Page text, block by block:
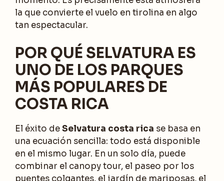
la que convierte el vuelo en tirolina en algo
tan espectacular.
POR QUÉ SELVATURA ES
UNO DE LOS PARQUES
MÁS POPULARES DE
COSTA RICA
El éxito deSelvatura costa rica se basa en
una ecuación sencilla: todo está disponible
en el mismo lugar. En un solo día, puede
combinar el canopy tour, el paseo por los
puentes colgantes, el jardín de mariposas, el